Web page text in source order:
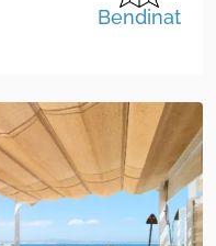
Bendinat